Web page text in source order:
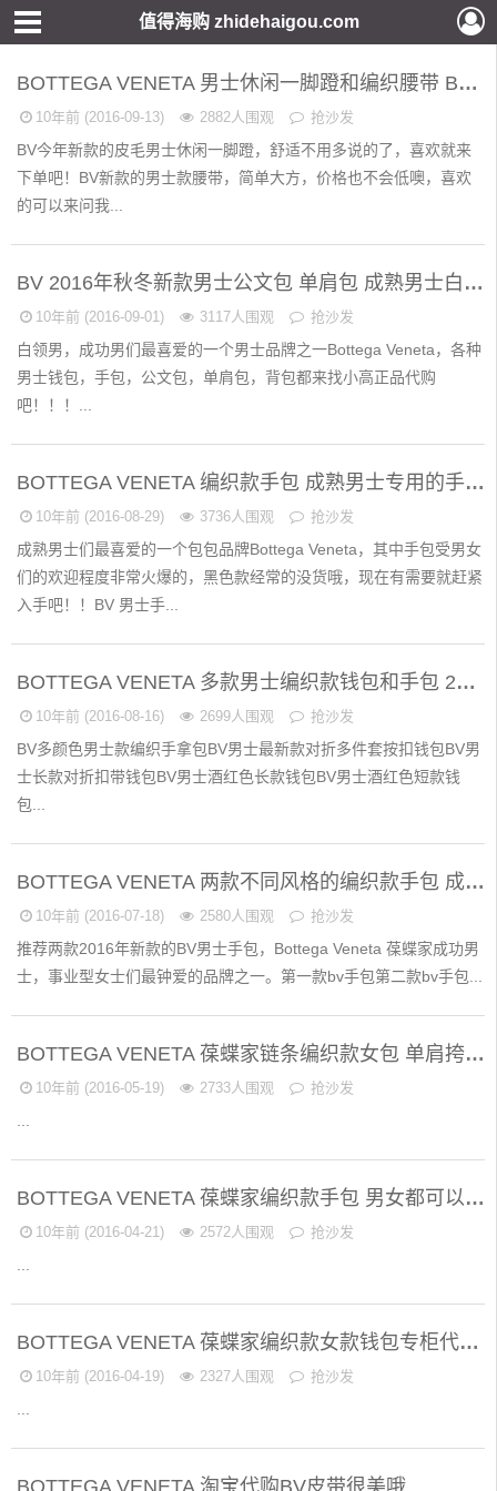
值得海购 zhidehaigou.com
BOTTEGA VENETA 男士休闲一脚蹬和编织腰带 BV新款皮带快来选选 意大利BV专柜代购
10年前 (2016-09-13) 2882人围观 抢沙发
BV今年新款的皮毛男士休闲一脚蹬，舒适不用多说的了，喜欢就来
下单吧！BV新款的男士款腰带，简单大方，价格也不会低噢，喜欢
的可以来问我...
BV 2016年秋冬新款男士公文包 单肩包 成熟男士白领必须装备 BV意大利正品代购
10年前 (2016-09-01) 3117人围观 抢沙发
白领男，成功男们最喜爱的一个男士品牌之一Bottega Veneta，各种
男士钱包，手包，公文包，单肩包，背包都来找小高正品代购
吧！！！...
BOTTEGA VENETA 编织款手包 成熟男士专用的手包 大小SIZE 意大利BV专柜代购
10年前 (2016-08-29) 3736人围观 抢沙发
成熟男士们最喜爱的一个包包品牌Bottega Veneta，其中手包受男女
们的欢迎程度非常火爆的，黑色款经常的没货哦，现在有需要就赶紧
入手吧！！BV 男士手...
BOTTEGA VENETA 多款男士编织款钱包和手包 2016年新款 帅男们看过来 意大利BV专柜正品代购
10年前 (2016-08-16) 2699人围观 抢沙发
BV多颜色男士款编织手拿包BV男士最新款对折多件套按扣钱包BV男
士长款对折扣带钱包BV男士酒红色长款钱包BV男士酒红色短款钱
包...
BOTTEGA VENETA 两款不同风格的编织款手包 成功男士的手包 意大利BV专柜代购
10年前 (2016-07-18) 2580人围观 抢沙发
推荐两款2016年新款的BV男士手包，Bottega Veneta 葆蝶家成功男
士，事业型女士们最钟爱的品牌之一。第一款bv手包第二款bv手包...
BOTTEGA VENETA 葆蝶家链条编织款女包 单肩挎包 意大利BV专柜代购
10年前 (2016-05-19) 2733人围观 抢沙发
BOTTEGA VENETA 葆蝶家编织款手包 男女都可以用噢 意大利BV专柜代购
10年前 (2016-04-21) 2572人围观 抢沙发
BOTTEGA VENETA 葆蝶家编织款女款钱包专柜代购 黑色是基本不打折款的
10年前 (2016-04-19) 2327人围观 抢沙发
BOTTEGA VENETA 淘宝代购BV皮带很美哦